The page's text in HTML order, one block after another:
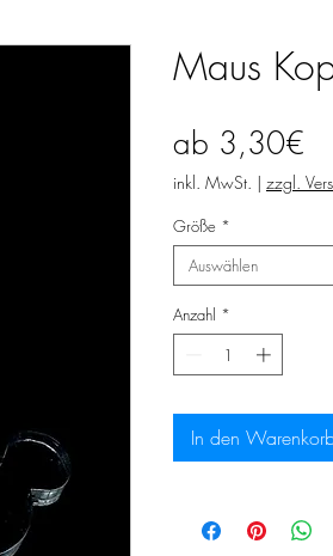
Maus
ab 3,30€
inkl. MwSt. | zzgl.
Größe *
Auswählen
Anzahl *
In den